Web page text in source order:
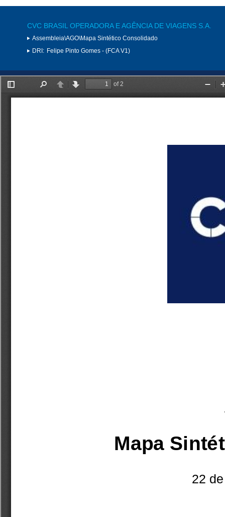
CVC BRASIL OPERADORA E AGÊNCIA DE VIAGENS S.A.
Assembleia\AGO\Mapa Sintético Consolidado
DRI: Felipe Pinto Gomes - (FCA V1)